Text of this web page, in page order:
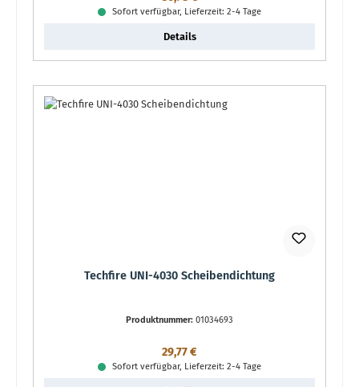
Sofort verfügbar, Lieferzeit: 2-4 Tage
Details
Techfire UNI-4030 Scheibendichtung
Produktnummer: 01034693
Regulärer Preis:
29,77 €
Sofort verfügbar, Lieferzeit: 2-4 Tage